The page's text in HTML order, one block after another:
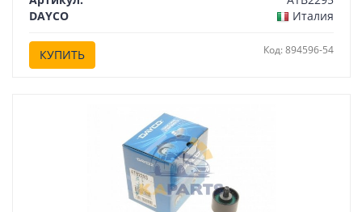
DAYCO
Италия
КУПИТЬ Код: 894596-54